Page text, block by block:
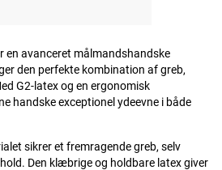
en avanceret målmandshandske
den perfekte kombination af greb,
G2-latex og en ergonomisk
handske exceptionel ydeevne i både
sikrer et fremragende greb, selv
Den klæbrige og holdbare latex giver